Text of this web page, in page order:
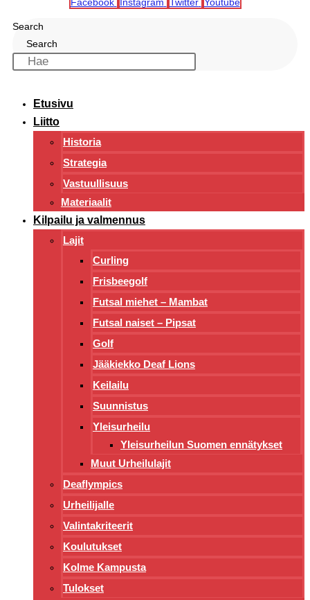
Facebook Instagram Twitter Youtube
Search
Search
Etusivu
Liitto
Historia
Strategia
Vastuullisuus
Materiaalit
Kilpailu ja valmennus
Lajit
Curling
Frisbeegolf
Futsal miehet – Mambat
Futsal naiset – Pipsat
Golf
Jääkiekko Deaf Lions
Keilailu
Suunnistus
Yleisurheilu
Yleisurheilun Suomen ennätykset
Muut Urheilulajit
Deaflympics
Urheilijalle
Valintakriteerit
Koulutukset
Kolme Kampusta
Tulokset